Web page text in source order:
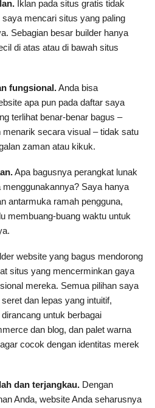
Iklan pada situs gratis tidak
mencari situs yang paling
Sebagian besar builder hanya
di atas atau di bawah situs
fungsional.Anda bisa
apa pun pada daftar saya
terlihat benar-benar bagus –
menarik secara visual – tidak satu
zaman atau kikuk.
Apa bagusnya perangkat lunak
Saya hanya
antarmuka ramah pengguna,
membuang-buang waktu untuk
website yang bagus mendorong
situs yang mencerminkan gaya
mereka. Semua pilihan saya
dan lepas yang intuitif,
untuk berbagai
dan blog, dan palet warna
cocok dengan identitas merek
dan terjangkau. Dengan
Anda, website Anda seharusnya